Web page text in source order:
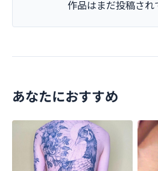
作品はまだ投稿され
あなたにおすすめ